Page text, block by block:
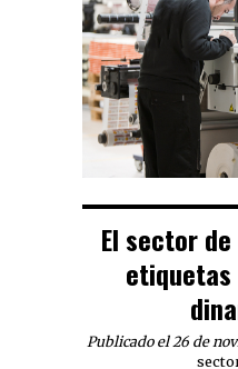
El sector
Publicado el 26 de